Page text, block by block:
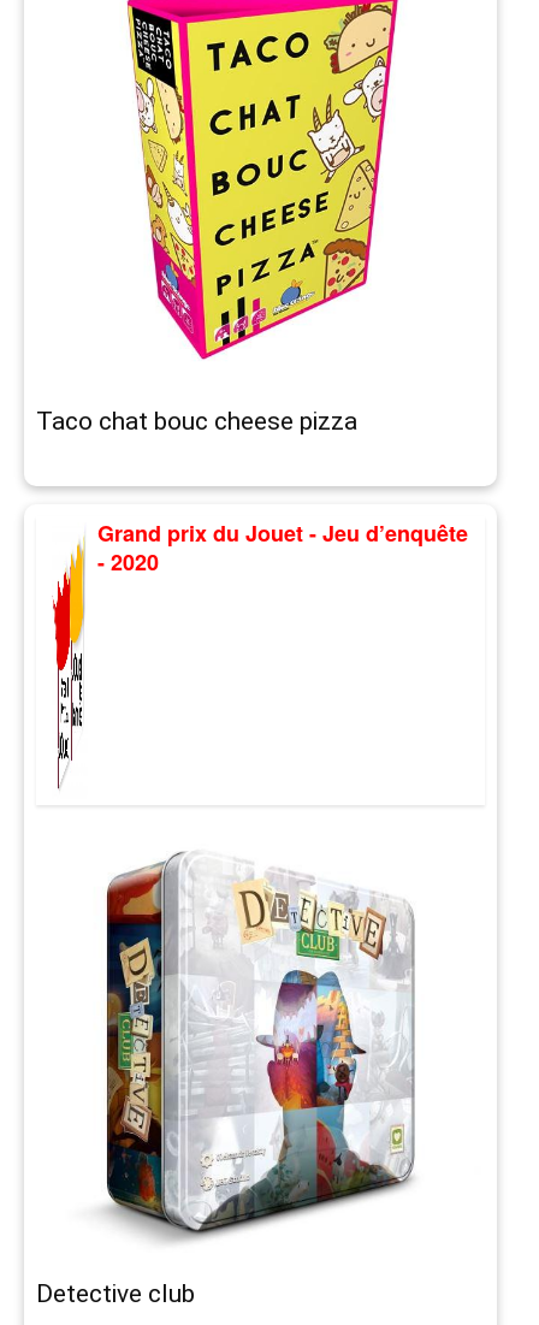
Taco chat bouc cheese pizza
Grand prix du Jouet - Jeu d’enquête
- 2020
Detective club